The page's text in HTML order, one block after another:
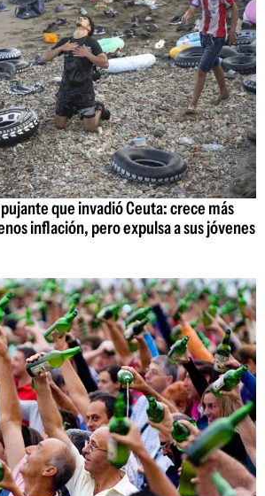
que invadió Ceuta: crece más
inflación, pero expulsa a sus jóvenes